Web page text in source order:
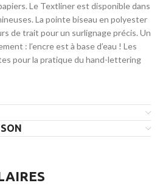
Le Textliner est disponible dans
La pointe biseau en polyester
de trait pour un surlignage précis. Un
: l’encre est à base d’eau ! Les
pour la pratique du hand-lettering